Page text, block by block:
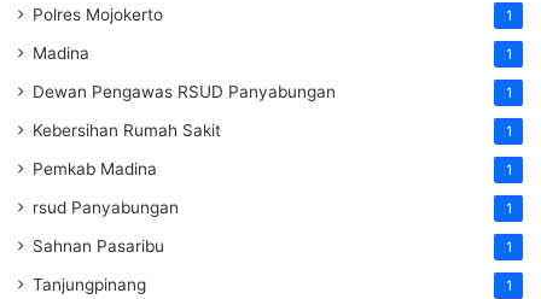
Polres Mojokerto 1
Madina 1
Dewan Pengawas RSUD Panyabungan 1
Kebersihan Rumah Sakit 1
Pemkab Madina 1
rsud Panyabungan 1
Sahnan Pasaribu 1
Tanjungpinang 1